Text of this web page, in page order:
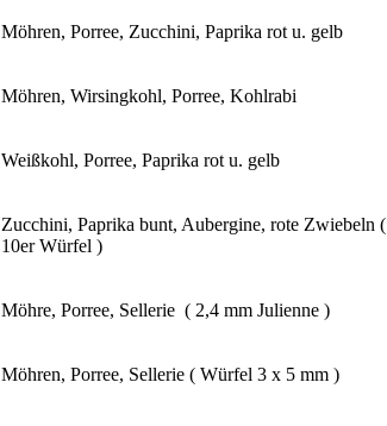
Möhren, Porree, Zucchini, Paprika rot u. gelb
Möhren, Wirsingkohl, Porree, Kohlrabi
Weißkohl, Porree, Paprika rot u. gelb
Zucchini, Paprika bunt, Aubergine, rote Zwiebeln (
10er Würfel )
Möhre, Porree, Sellerie ( 2,4 mm Julienne )
Möhren, Porree, Sellerie ( Würfel 3 x 5 mm )